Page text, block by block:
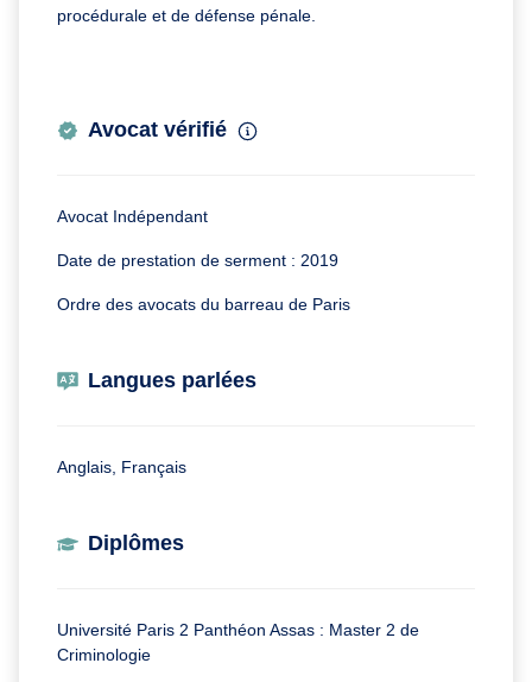
procédurale et de défense pénale.
Avocat vérifié
Avocat Indépendant
Date de prestation de serment : 2019
Ordre des avocats du barreau de Paris
Langues parlées
Anglais, Français
Diplômes
Université Paris 2 Panthéon Assas : Master 2 de
Criminologie